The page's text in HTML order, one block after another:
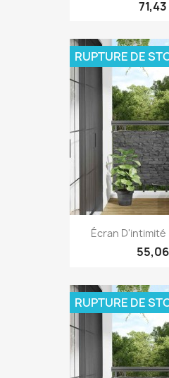
Écran D'intimité
RUPTURE DE
RUPTURE DE